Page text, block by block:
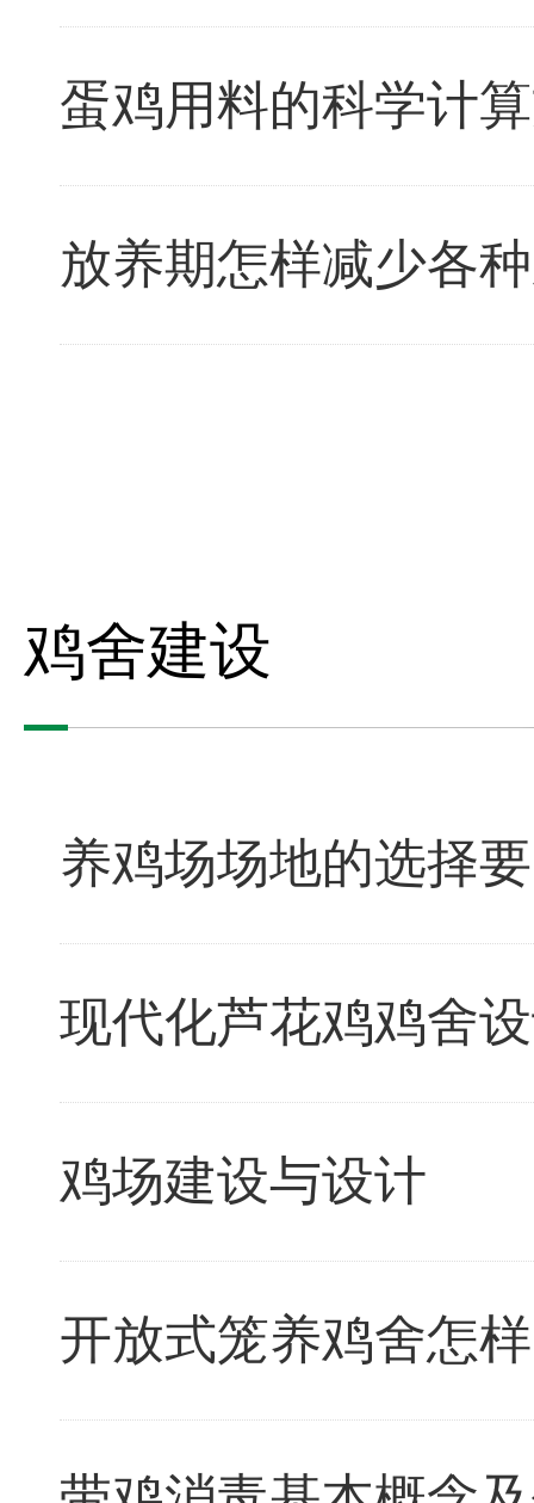
蛋鸡用料的科学计
放养期怎样减少各
鸡舍建设
养鸡场场地的选择
现代化芦花鸡鸡舍
鸡场建设与设计
开放式笼养鸡舍怎